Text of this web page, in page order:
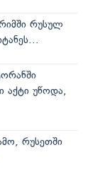
რუსულ
აქტი უწოდა,
რუსეთში